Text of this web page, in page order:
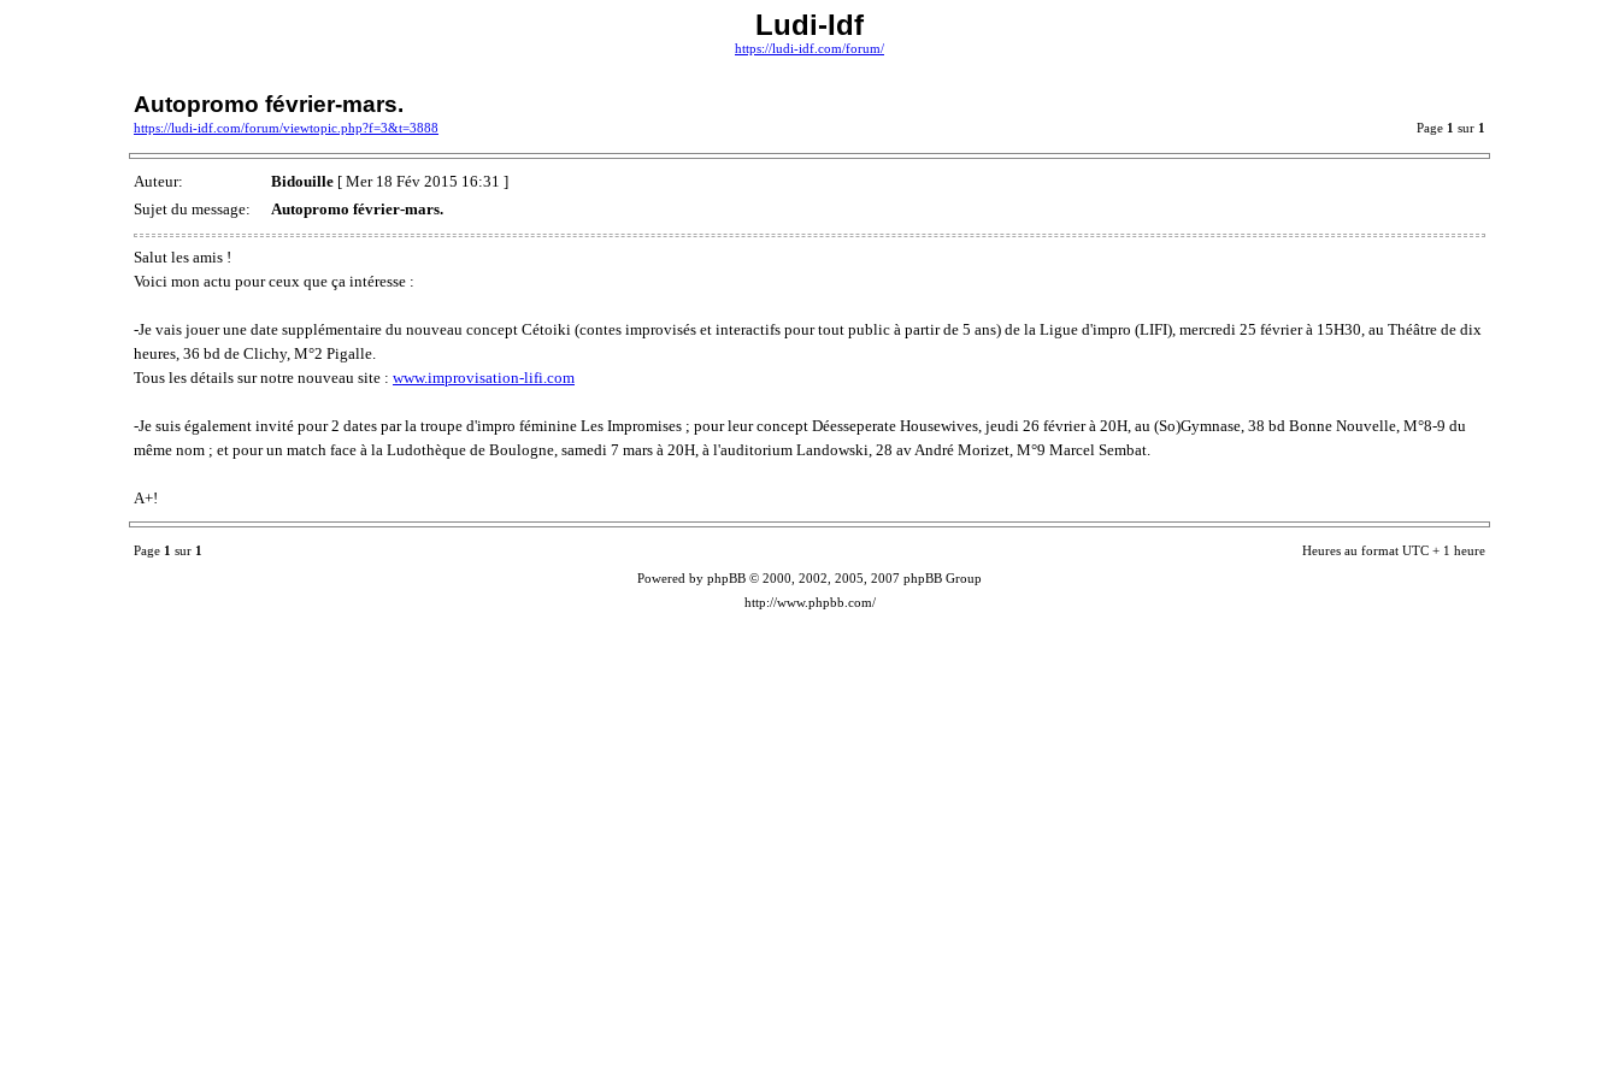
Ludi-Idf
https://ludi-idf.com/forum/
Autopromo février-mars.
https://ludi-idf.com/forum/viewtopic.php?f=3&t=3888 Page 1 sur 1
Auteur: Bidouille [ Mer 18 Fév 2015 16:31 ]
Sujet du message:
Autopromo février-mars.
Salut les amis !
Voici mon actu pour ceux que ça intéresse :
-Je vais jouer une date supplémentaire du nouveau concept Cétoiki (contes improvisés et interactifs pour tout public à partir de 5 ans) de la Ligue d'impro (LIFI), mercredi 25 février à 15H30, au Théâtre de dix
heures, 36 bd de Clichy, M°2 Pigalle.
Tous les détails sur notre nouveau site : www.improvisation-lifi.com
-Je suis également invité pour 2 dates par la troupe d'impro féminine Les Impromises ; pour leur concept Déesseperate Housewives, jeudi 26 février à 20H, au (So)Gymnase, 38 bd Bonne Nouvelle, M°8-9 du
même nom ; et pour un match face à la Ludothèque de Boulogne, samedi 7 mars à 20H, à l'auditorium Landowski, 28 av André Morizet, M°9 Marcel Sembat.
A+!
Page 1 sur 1 Heures au format UTC + 1 heure
Powered by phpBB © 2000, 2002, 2005, 2007 phpBB Group
http://www.phpbb.com/